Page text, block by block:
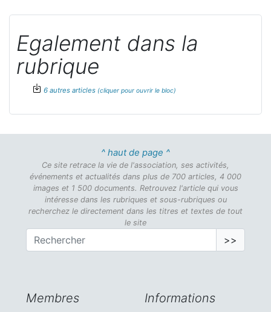
Egalement dans la
rubrique
6 autres articles
^ haut de page ^
Ce site retrace la vie de l'association, ses activités,
événements et actualités dans plus de 700 articles, 4 000
images et 1 500 documents. Retrouvez l'article qui vous
intéresse dans les rubriques et sous-rubriques ou
recherchez le directement dans les titres et textes de tout
le site
>>
Membres Informations